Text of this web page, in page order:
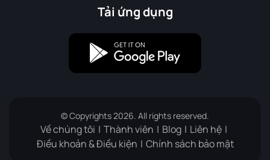
Tải ứng dụng
© Copyrights 2026. All rights reserved.
Về chúng tôi Thành viên Blog
Liên hệ
Điều khoản & Điều kiện
Chính sách bảo mật